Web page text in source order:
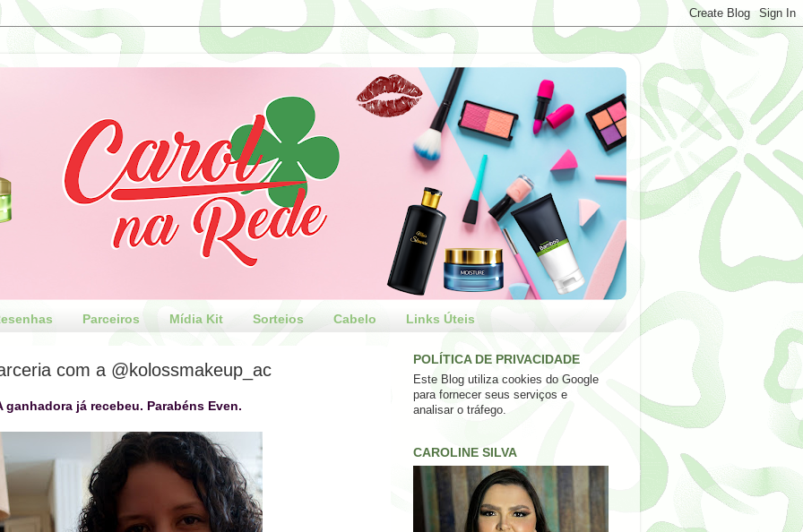
Parceiros Mídia Kit Sorteios Cabelo Links Úteis
com a @kolossmakeup_ac
ganhadora já recebeu. Parabéns Even.
POLÍTICA DE PRIVACIDADE
Este Blog utiliza cookies do Google
para fornecer seus serviços e
analisar o tráfego.
CAROLINE SILVA